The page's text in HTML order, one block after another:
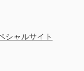
シャルサイト